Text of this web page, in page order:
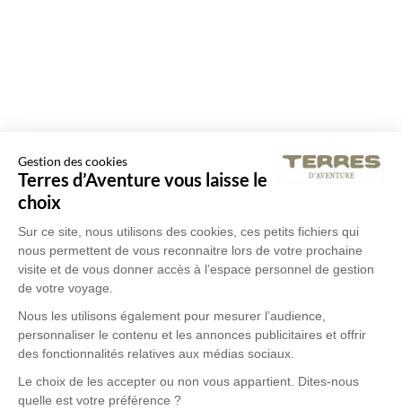
Gestion des cookies
Terres d’Aventure vous laisse le
choix
Sur ce site, nous utilisons des cookies, ces petits fichiers qui
nous permettent de vous reconnaitre lors de votre prochaine
visite et de vous donner accès à l’espace personnel de gestion
de votre voyage.
Nous les utilisons également pour mesurer l’audience,
personnaliser le contenu et les annonces publicitaires et offrir
des fonctionnalités relatives aux médias sociaux.
Le choix de les accepter ou non vous appartient. Dites-nous
quelle est votre préférence ?